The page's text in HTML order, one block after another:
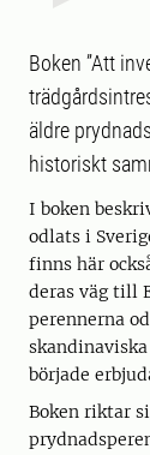
Boken ”Att
äldre
historiskt
I boken
odlats i
finns här
deras väg till
perennerna
började
Boken riktar